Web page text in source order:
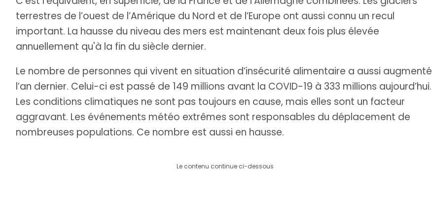
terrestres de l’ouest de l’Amérique du Nord et de l’Europe ont aussi connu un recul
important. La hausse du niveau des mers est maintenant deux fois plus élevée
annuellement qu'à la fin du siècle dernier.
Le nombre de personnes qui vivent en situation d’insécurité alimentaire a aussi augmenté
l’an dernier. Celui-ci est passé de 149 millions avant la COVID-19 à 333 millions aujourd’hui.
Les conditions climatiques ne sont pas toujours en cause, mais elles sont un facteur
aggravant. Les événements météo extrêmes sont responsables du déplacement de
nombreuses populations. Ce nombre est aussi en hausse.
Le contenu continue ci-dessous